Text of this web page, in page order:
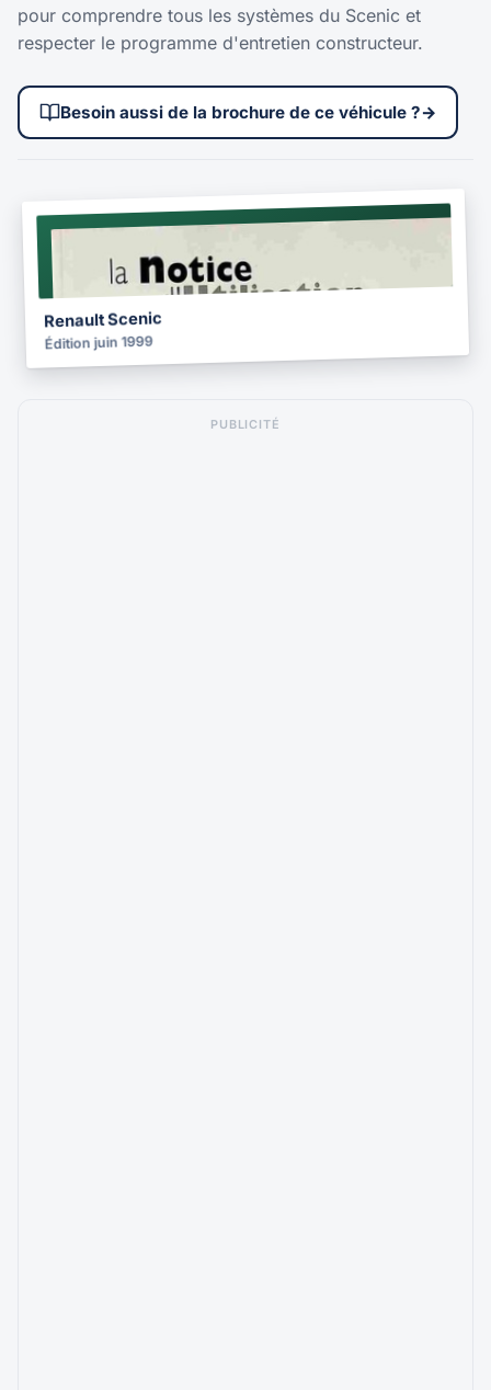
pour comprendre tous les systèmes du Scenic et
respecter le programme d'entretien constructeur.
Besoin aussi de la brochure de ce véhicule ?→
NOTICE
Renault Scenic
Édition juin 1999
PUBLICITÉ